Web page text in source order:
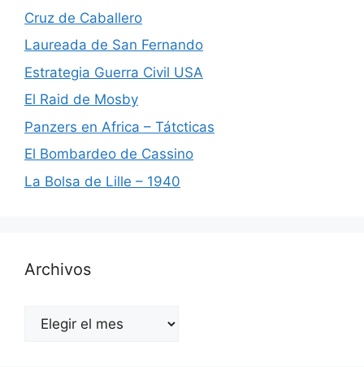
Cruz de Caballero
Laureada de San Fernando
Estrategia Guerra Civil USA
El Raid de Mosby
Panzers en Africa – Tátcticas
El Bombardeo de Cassino
La Bolsa de Lille – 1940
Archivos
Archivos